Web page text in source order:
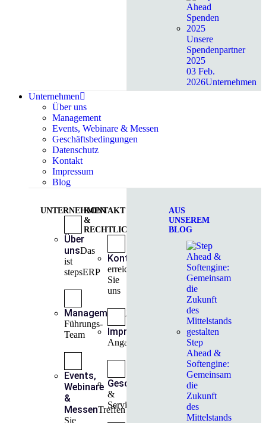
Unsere
Spendenpartner
2025
03 Feb.
2026Unternehmen
Unternehmen
Über uns
Management
Events, Webinare & Messen
Geschäftsbedingungen
Datenschutz
Kontakt
Impressum
Blog
UNTERNEHMEN
Über
unsDas
ist
stepsERP
Management
Unser
Führungs-
Team
Events,
Webinare
&
MessenTreffen
Sie
KONTAKT
&
RECHTLICHES
Kontakt
erreichen
Sie
uns
Impressum
Rechtliche
Angaben
Geschäftsbedingungen
&
Servicebedingungen
AUS
UNSEREM
BLOG
Step
Ahead &
Softengine:
Gemeinsam
die
Zukunft
des
Mittelstands